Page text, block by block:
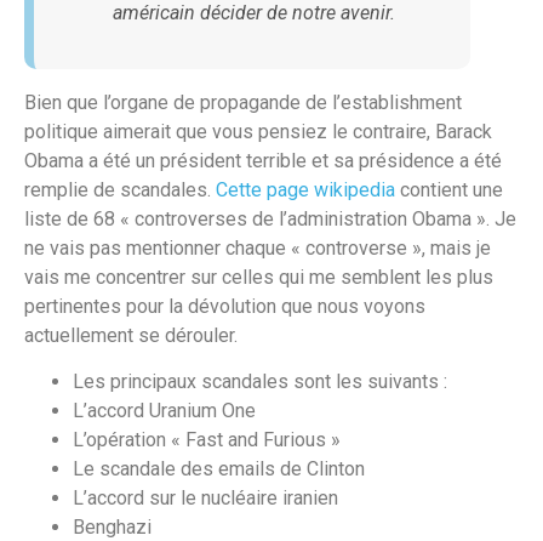
américain décider de notre avenir.
Bien que l’organe de propagande de l’establishment
politique aimerait que vous pensiez le contraire, Barack
Obama a été un président terrible et sa présidence a été
remplie de scandales. Cette page wikipedia contient une
liste de 68 « controverses de l’administration Obama ». Je
ne vais pas mentionner chaque « controverse », mais je
vais me concentrer sur celles qui me semblent les plus
pertinentes pour la dévolution que nous voyons
actuellement se dérouler.
Les principaux scandales sont les suivants :
L’accord Uranium One
L’opération « Fast and Furious »
Le scandale des emails de Clinton
L’accord sur le nucléaire iranien
Benghazi